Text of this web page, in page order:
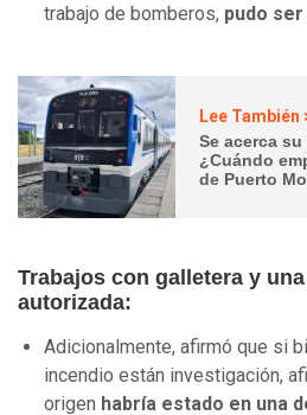
trabajo de bomberos, pudo
Lee También
Se acerca
¿Cuándo
de Puerto
Trabajos con galletera y
autorizada:
Adicionalmente, afirmó que si
incendio están investigación,
origen habría estado en una